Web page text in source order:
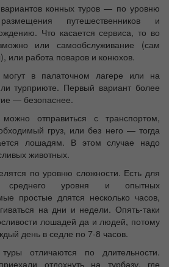
конных туров — по уровню
путешественников и
Что касается сервиса, то во
или самообслуживание (сам
или работа поваров и конюхов.
могут в палаточном лагере или на
турприюте. Первый вариант более
— безопаснее.
отправиться с транспортом,
груз, или без него — тогда
лошадям. В этом случае надо
животных.
по уровню сложности. Есть для
среднего уровня и опытных
простые длятся несколько часов,
на дни и недели. Опять-таки
лошадей да и людей, потому
день в седле по 7-8 часов.
отличаются по длительности.
отдохнуть на турбазу, где